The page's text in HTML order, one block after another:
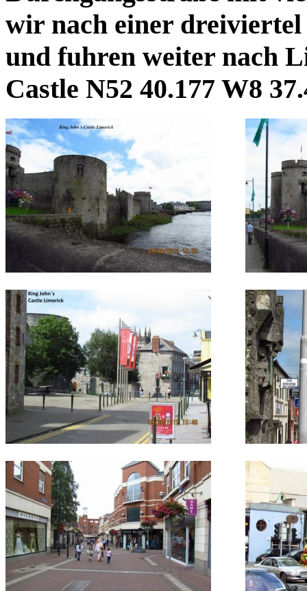
wir nach einer dreiviertel
und fuhren weiter nach
Castle N52 40.177 W8